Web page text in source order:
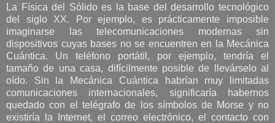
La Física del Sólido es la base del desarrollo tecnológico
del siglo XX. Por ejemplo, es prácticamente imposible
imaginarse las telecomunicaciones modernas sin
dispositivos cuyas bases no se encuentren en la Mecánica
Cuántica. Un teléfono portátil, por ejemplo, tendría el
tamaño de una casa, difícilmente posible de llevárselo al
oído. Sin la Mecánica Cuántica habrían muy limitadas
comunicaciones internacionales, significaría habernos
quedado con el telégrafo de los símbolos de Morse y no
existiría la Internet, el correo electrónico, el contacto con